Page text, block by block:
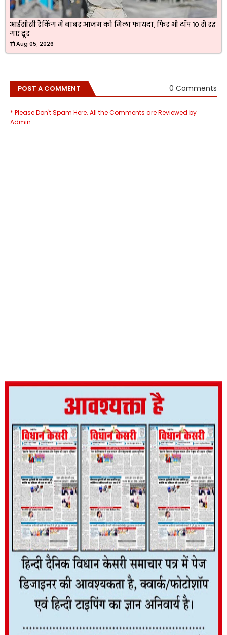
आईसीसी रैंकिंग में बाबर आजम को मिला फायदा, फिर भी टॉप 10 से रह
गए दूर
Aug 05, 2026
POST A COMMENT 0 Comments
* Please Don't Spam Here. All the Comments are Reviewed by
Admin.